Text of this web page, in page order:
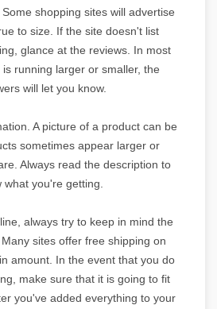
shopping sites will advertise
to size. If the site doesn't list
glance at the reviews. In most
running larger or smaller, the
will let you know.
A picture of a product can be
sometimes appear larger or
Always read the description to
what you're getting.
always try to keep in mind the
sites offer free shipping on
amount. In the event that you do
make sure that it is going to fit
you've added everything to your